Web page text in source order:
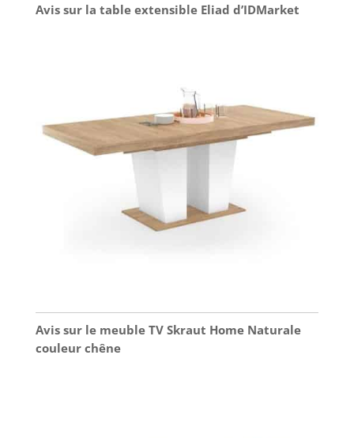
Avis sur la table extensible Eliad d’IDMarket
Avis sur le meuble TV Skraut Home Naturale
couleur chêne